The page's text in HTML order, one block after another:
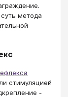
метода
стимуляцией
-